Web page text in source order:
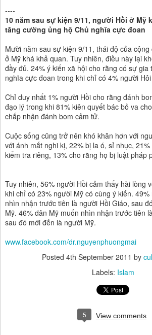
----
10 năm sau sự kiện 9/11, người Hồi ở Mỹ
tăng cường ủng hộ Chủ nghĩa cực đoan
Mười năm sau sự kiện 9/11, thái độ của
ở Mỹ khá khả quan. Tuy nhiên, điều này lại
đầy đủ. 24% ý kiến xã hội cho rằng có sự gia
nghĩa cực đoan trong khi chỉ có 4% người
Chỉ duy nhất 1% người Hồi cho rằng đánh
đạo lý trong khi 81% kiên quyết bác bỏ va
chấp nhận đánh bom cảm tử.
Cuộc sống cũng trở nên khó khăn hơn với
với ánh mắt nghi kị, 22% bị la ó, sỉ nhục,
kiểm tra riêng, 13% cho rằng họ bị luật pháp
Tuy nhiên, 56% người Hồi cảm thấy hài lòng
khi chỉ có 23% người Mỹ có cùng ý kiến.
nhìn nhận trước tiên là người Hồi Giáo, sau
Mỹ. 46% dân Mỹ muốn nhìn nhận trước tiên
sau đó mới đến là người Mỹ.
www.facebook.com/dr.nguyenphuongmai
Posted 4th September 2011 by
Labels: Islam
5 View comments